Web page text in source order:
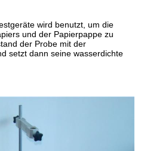
wird benutzt, um die
und der Papierpappe zu
der Probe mit der
setzt dann seine wasserdichte